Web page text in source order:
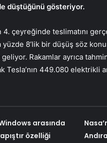
düştüğünü gösteriyor.
4. çeyreğinde teslimatını
yüzde 8’lik bir düşüş söz
geliyor. Rakamlar ayrıca
Tesla’nın 449.080 elektrikli
arasında
özelliği